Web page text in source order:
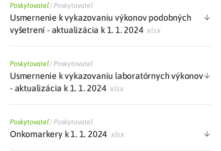
Poskytovateľ/Poskytovateľ
Usmernenie k vykazovaniu výkonov podobných
vyšetrení - aktualizácia k 1. 1. 2024xlsx
Poskytovateľ/Poskytovateľ
Usmernenie k vykazovaniu laboratórnych výkonov
- aktualizácia k 1. 1. 2024xlsx
Poskytovateľ/Poskytovateľ
Onkomarkery k 1. 1. 2024 xlsx